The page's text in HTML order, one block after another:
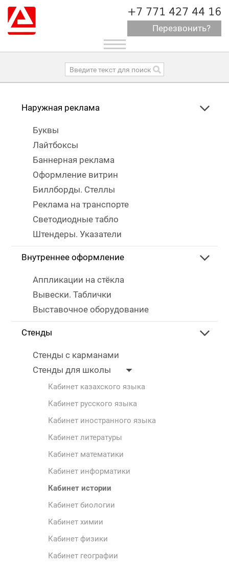
+7 771 427 44 16
Перезвонить?
Toggle
navigation
Наружная реклама
Буквы
Лайтбоксы
Баннерная реклама
Оформление витрин
Биллборды. Стеллы
Реклама на транспорте
Светодиодные табло
Штендеры. Указатели
Внутреннее оформление
Аппликации на стёкла
Вывески. Таблички
Выставочное оборудование
Стенды
Стенды с карманами
Стенды для школы
Кабинет казахского языка
Кабинет русского языка
Кабинет иностранного языка
Кабинет литературы
Кабинет математики
Кабинет информатики
Кабинет истории
Кабинет биологии
Кабинет химии
Кабинет физики
Кабинет географии